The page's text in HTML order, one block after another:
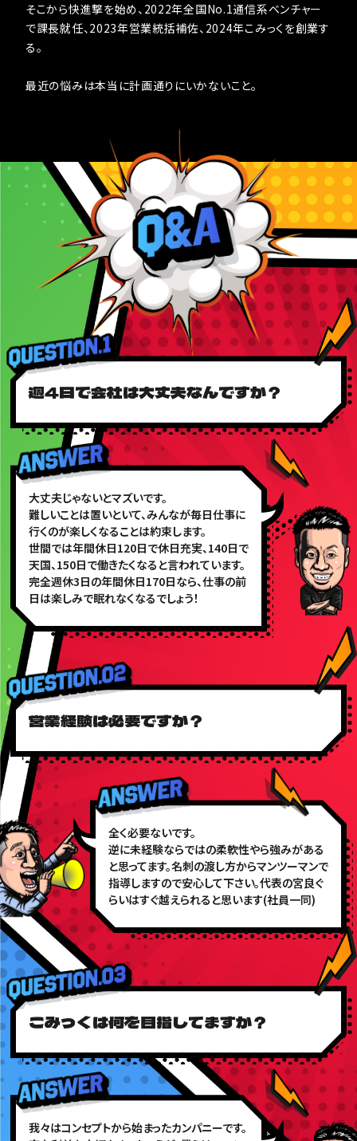
そこから快進撃を始め、2022年全国No.1通信系ベンチャー
で課長就任、2023年営業統括補佐、2024年こみっくを創業す
る。
最近の悩みは本当に計画通りにいかないこと。
週4日で会社は大丈夫なんですか？
大丈夫じゃないとマズいです。
難しいことは置いといて、みんなが毎日仕事に
行くのが楽しくなることは約束します。
世間では年間休日120日で休日充実、140日で
天国、150日で働きたくなると言われています。
完全週休3日の年間休日170日なら、仕事の前
日は楽しみで眠れなくなるでしょう！
営業経験は必要ですか？
全く必要ないです。
逆に未経験ならではの柔軟性やら強みがある
と思ってます。名刺の渡し方からマンツーマンで
指導しますので安心して下さい。代表の宮良ぐ
らいはすぐ越えられると思います(社員一同)
こみっくは何を目指してますか？
我々はコンセプトから始まったカンパニーです。